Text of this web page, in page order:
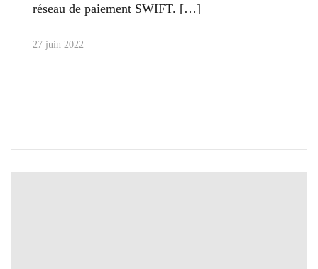
réseau de paiement SWIFT.
27 juin 2022